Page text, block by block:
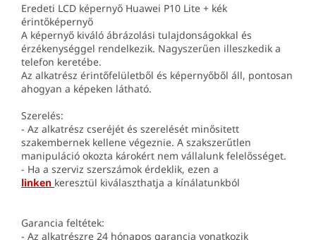
Eredeti LCD képernyő Huawei P10 Lite + kék
érintőképernyő
A képernyő kiváló ábrázolási tulajdonságokkal és
érzékenységgel rendelkezik. Nagyszerűen illeszkedik a
telefon keretébe.
Az alkatrész érintőfelületből és képernyőből áll, pontosan
ahogyan a képeken látható.
Szerelés:
- Az alkatrész cseréjét és szerelését minősitett
szakembernek kellene végeznie. A szakszerűtlen
manipuláció okozta károkért nem vállalunk felelősséget.
- Ha a szerviz szerszámok érdeklik, ezen a
linken keresztül kiválaszthatja a kínálatunkból
Garancia feltétek:
- Az alkatrészre 24 hónapos garancia vonatkozik